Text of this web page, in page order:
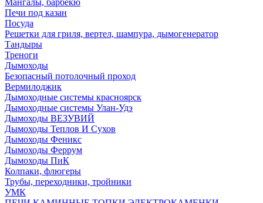
Мангалы, барбекю
Печи под казан
Посуда
Решетки для гриля, вертел, шампура, дымогенератор
Тандыры
Треноги
Дымоходы
Безопасный потолочный проход
Вермилоджик
Дымоходные системы красноярск
Дымоходные системы Улан-Удэ
Дымоходы ВЕЗУВИЙ
Дымоходы Теплов И Сухов
Дымоходы Феникс
Дымоходы Феррум
Дымоходы ПиК
Колпаки, флюгеры
Трубы, переходники, тройники
УМК